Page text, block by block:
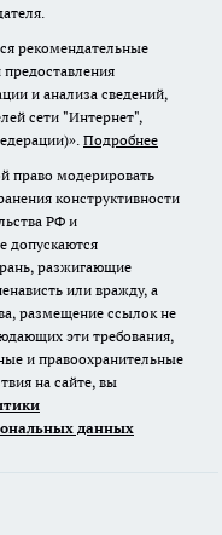
рекомендательные
и анализа сведений,
сети "Интернет",
Подробнее
право модерировать
конструктивности
РФ и
допускаются
разжигающие
или вражду, а
размещение ссылок не
эти требования,
и правоохранительные
на сайте, вы
данных